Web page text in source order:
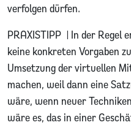
verfolgen dürfen.
PRAXISTIPP | In der Regel
keine konkreten Vorgaben
Umsetzung der virtuellen
machen, weil dann eine
wäre, wenn neuer
wäre es, das in einer